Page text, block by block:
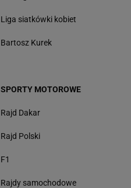
Liga siatkówki kobiet
Bartosz Kurek
SPORTY MOTOROWE
Rajd Dakar
Rajd Polski
F1
Rajdy samochodowe